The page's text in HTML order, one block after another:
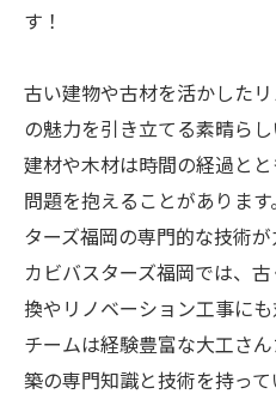
す！
古い建物や古材を活かした
の魅力を引き立てる素晴ら
建材や木材は時間の経過と
問題を抱えることがありま
ターズ福岡の専門的な技術が
カビバスターズ福岡では、
換やリノベーション工事に
チームは経験豊富な大工さ
築の専門知識と技術を持っ